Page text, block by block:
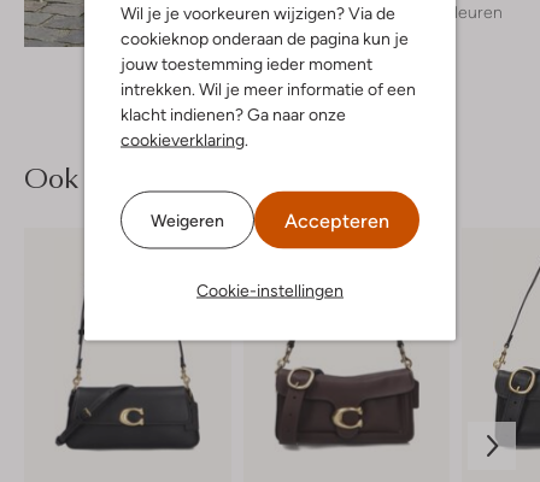
Wil je je voorkeuren wijzigen? Via de
cookieknop onderaan de pagina kun je
jouw toestemming ieder moment
intrekken. Wil je meer informatie of een
klacht indienen? Ga naar onze
cookieverklaring.
Weigeren Accepteren
Cookie-instellingen
Ontdek de look + meer kleuren
Ook iets voor jou?